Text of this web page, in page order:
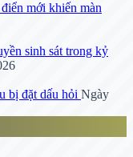
mới khiến màn
sinh sát trong kỷ
bị đặt dấu hỏi Ngày